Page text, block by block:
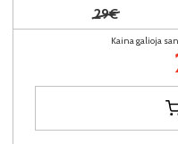
29€
Kaina galioja